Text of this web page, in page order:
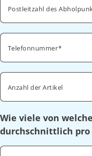
Postleitzahl des
Telefonnummer
Anzahl der Artikel
Wie viele von
durchschnittlich pro